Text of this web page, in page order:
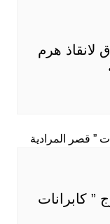
هرم
” كابرانات